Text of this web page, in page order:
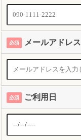
必須 メールアドレス
必須 ご利用日